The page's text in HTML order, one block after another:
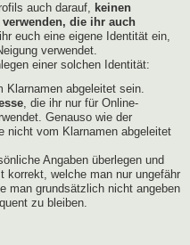
auch darauf, keinen
die ihr auch
euch eine eigene Identität ein,
verwendet.
einer solchen Identität:
abgeleitet sein.
, die ihr nur für Online-
Genauso wie der
nicht vom Klarnamen abgeleitet
Angaben überlegen und
korrekt, welche man nur ungefähr
man grundsätzlich nicht angeben
zu bleiben.